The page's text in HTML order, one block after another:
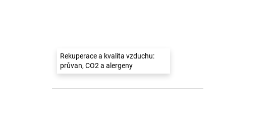
Rekuperace a kvalita vzduchu:
průvan, CO2 a alergeny